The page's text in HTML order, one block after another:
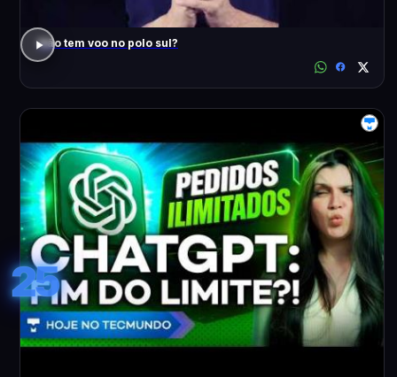
Não tem voo no polo sul?
25